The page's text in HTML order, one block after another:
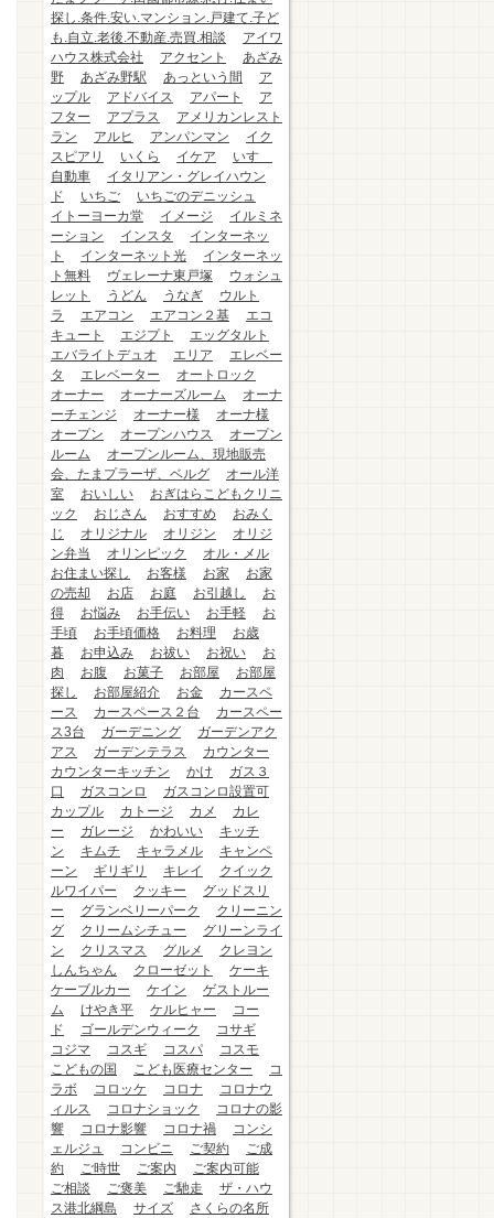
探し.条件.安い.マンション.戸建て.子ど
も.自立.老後.不動産.売買.相談
アイワ
ハウス株式会社
アクセント
あざみ
野
あざみ野駅 あっという間
ア
ップル
アドバイス アパート
ア
フター
アプラス
アメリカンレスト
ラン
アルヒ アンパンマン
イク
スピアリ
いくら イケア
いすゞ
自動車
イタリアン・グレイハウン
ド
いちご
いちごのデニッシュ
イトーヨーカ堂
イメージ
イルミネ
ーション
インスタ
インターネッ
ト
インターネット光
インターネッ
ト無料
ヴェレーナ東戸塚
ウォシュ
レット
うどん うなぎ
ウルト
ラ
エアコン エアコン２基
エコ
キュート
エジプト
エッグタルト
エバライトデュオ
エリア
エレベー
タ
エレベーター
オートロック
オーナー
オーナーズルーム
オーナ
ーチェンジ
オーナー様
オーナ様
オープン
オープンハウス
オープン
ルーム
オープンルーム、現地販売
会、たまプラーザ、ベルグ
オール洋
室
おいしい
おぎはらこどもクリニ
ック
おじさん おすすめ
おみく
じ
オリジナル オリジン
オリジ
ン弁当
オリンピック
オル・メル
お住まい探し
お客様 お家
お家
の売却
お店 お庭 お引越し
お
得
お悩み お手伝い お手軽
お
手頃
お手頃価格 お料理
お歳
暮
お申込み お祓い お祝い
お
肉
お腹 お菓子 お部屋
お部屋
探し
お部屋紹介 お金
カースペ
ース
カースペース２台
カースペー
ス3台
ガーデニング
ガーデンアク
アス
ガーデンテラス
カウンター
カウンターキッチン
かけ
ガス３
口
ガスコンロ
ガスコンロ設置可
カップル
カトージ カメ
カレ
ー
ガレージ かわいい
キッチ
ン
キムチ キャラメル
キャンペ
ーン
ギリギリ キレイ
クイック
ルワイパー
クッキー
グッドスリ
ー
グランベリーパーク
クリーニン
グ
クリームシチュー
グリーンライ
ン
クリスマス グルメ
クレヨン
しんちゃん
クローゼット
ケーキ
ケーブルカー
ケイン
ゲストルー
ム
けやき平 ケルヒャー
コー
ド
ゴールデンウィーク
コサギ
コジマ
コスギ コスパ
コスモ
こどもの国
こども医療センター
コ
ラボ
コロッケ コロナ
コロナウ
ィルス
コロナショック
コロナの影
響
コロナ影響 コロナ禍
コンシ
ェルジュ
コンビニ ご契約
ご成
約
ご時世 ご案内
ご案内可能
ご相談
ご褒美 ご馳走
ザ・ハウ
ス港北綱島
サイズ
さくらの名所